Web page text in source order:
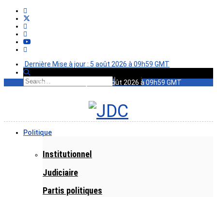
Dernière Mise à jour : 5 août 2026 à 09h59 GMT
Dernière Mise à jour : 5 août 2026 à 09h59 GMT
Politique
Institutionnel
Judiciaire
Partis politiques